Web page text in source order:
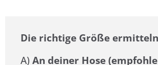
Die richtige Größe
A) An deiner Hose